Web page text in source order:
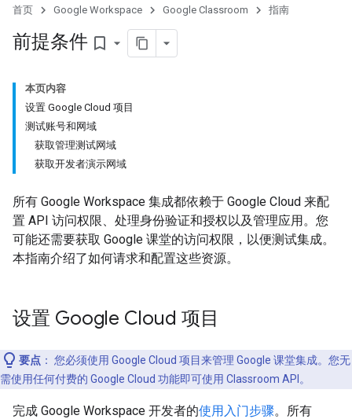
首页 Google Workspace Google Classroom 指南
前提条件 bookmark_border
本页内容
设置 Google Cloud 项目
测试账号和网域
获取管理测试网域
获取开发者演示网域
所有 Google Workspace 集成都依赖于 Google Cloud 来配
置 API 访问权限、处理身份验证和授权以及管理应用。您
可能还需要获取 Google 课堂的访问权限，以便测试集成。
本指南介绍了如何请求和配置这些资源。
设置 Google Cloud 项目
要点 ： 您必须使用 Google Cloud 项目来管理 Google 课堂集成。您无
需使用任何付费的 Google Cloud 功能即可使用 Classroom API。
完成 Google Workspace 开发者的使用入门步骤。所有